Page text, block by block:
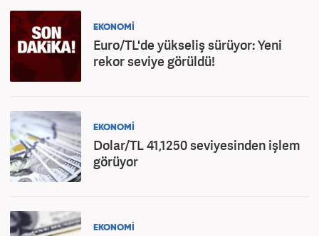
EKONOMİ
Euro/TL'de yükseliş sürüyor: Yeni
rekor seviye görüldü!
EKONOMİ
Dolar/TL 41,1250 seviyesinden işlem
görüyor
EKONOMİ